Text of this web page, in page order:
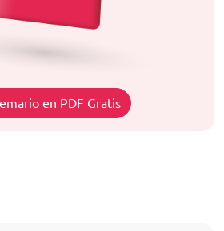
en PDF Gratis